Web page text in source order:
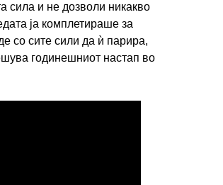
сила и не дозволи никакво
ја комплетираше за
со сите сили да ѝ парира,
годинешниот настап во